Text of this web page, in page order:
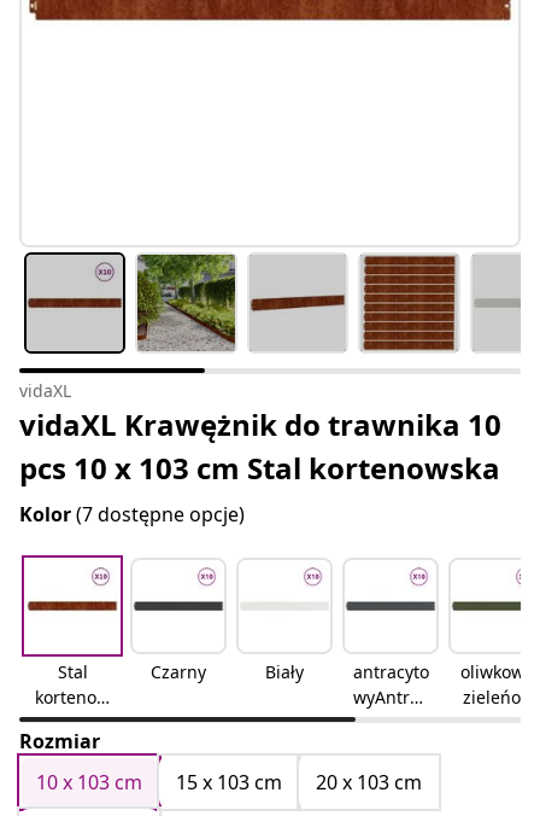
vidaXL
vidaXL Krawężnik do trawnika 10
pcs 10 x 103 cm Stal kortenowska
Kolor(7 dostępne opcje)
Stal
kortenow
skastal
kortenow
ska
Czarny Biały
antracyto
wyAntrac
ytowy
oliwkowa
zieleńoli
wkowy
Rozmiar
10 x 103 cm
15 x 103 cm
20 x 103 cm